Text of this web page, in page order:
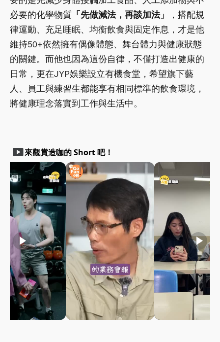
必要的化學物質 「先做減法，再談加法」
，搭配規
律運動、充足睡眠、均衡飲食與固定作息，才是他
維持50+依然擁有偶像體態、舞台體力與健康狀態
的關鍵。而他也因為這份自律，不僅打造出健康的
日常，更在JYP娛樂設立有機食堂，希望旗下藝
人、員工與練習生都能享有相同標準的飲食環境，
將健康理念落實到工作與生活中。
smart_display來觀賞造咖的 Short 吧！
play_arrow play_arrow play_arrow